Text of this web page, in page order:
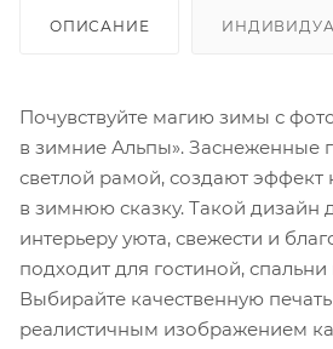
ОПИСАНИЕ
Почувствуйте магию зимы с
в зимние Альпы». Заснеженные
светлой рамой, создают эффект
в зимнюю сказку. Такой дизайн
интерьеру уюта, свежести и
подходит для гостиной,
Выбирайте качественную
реалистичным изображением